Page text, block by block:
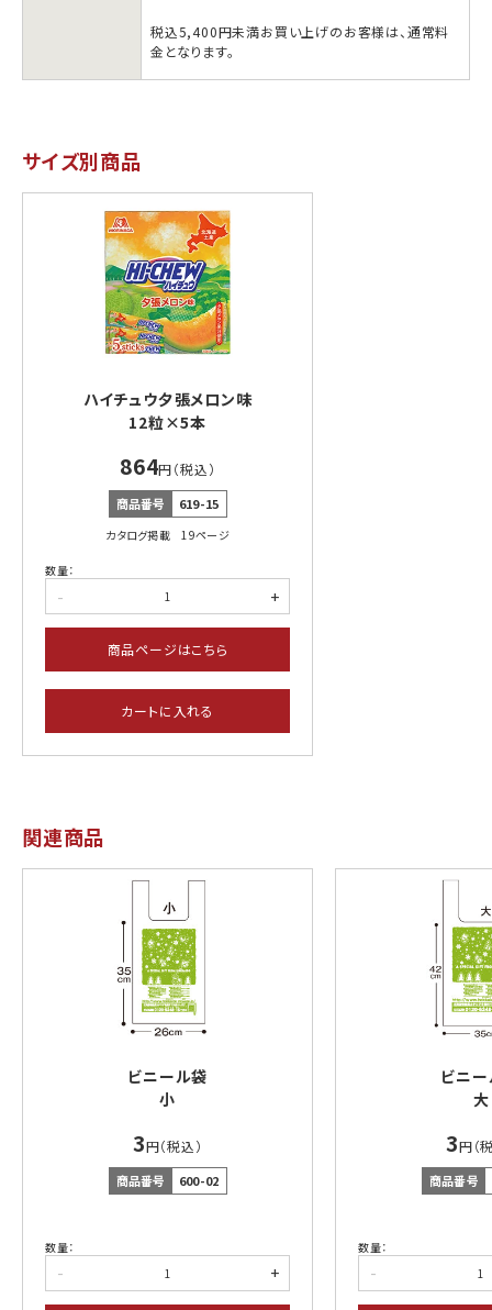
税込5,400円未満お買い上げのお客様は、通常料
金となります。
サイズ別商品
ハイチュウ夕張メロン味
12粒×5本
864円（税込）
商品番号 619-15
カタログ掲載 19ページ
数量：
- +
商品ページはこちら
カートに入れる
関連商品
ビニール袋
小
3円（税込）
商品番号 600-02
数量：
- +
ビニ
大
3円（
商品番号
数量：
-